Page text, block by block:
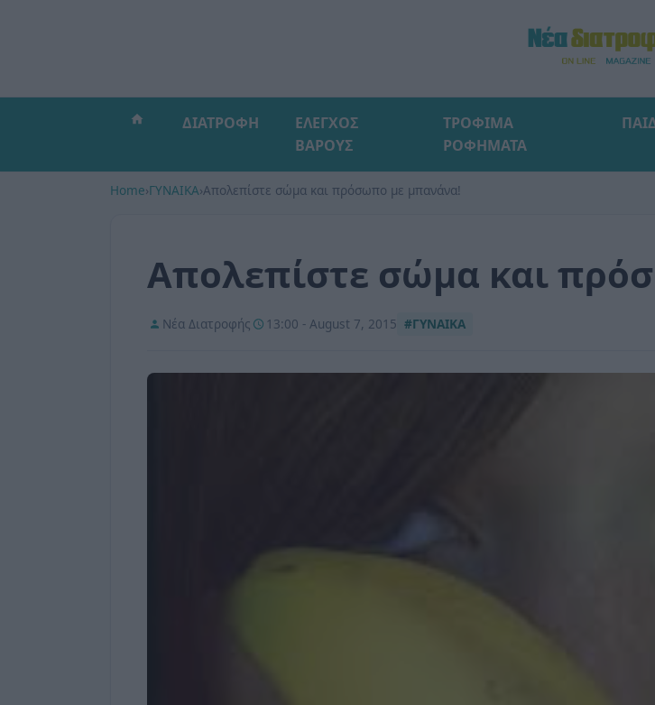
ΔΙΑΤΡΟΦΗ
ΕΛΕΓΧΟΣ
ΒΑΡΟΥΣ
ΤΡΟΦΙΜΑ
ΡΟΦΗΜΑΤΑ
Home›ΓΥΝΑΙΚΑ›Απολεπίστε σώμα και πρόσωπο με μπανάνα!
Απολεπίστε σώμα και
Νέα Διατροφής 13:00 - August 7, 2015 #ΓΥΝΑΙΚΑ